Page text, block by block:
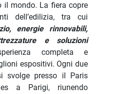
il mondo. La fiera copre
dell’edilizia, tra cui
energie rinnovabili,
e soluzioni
completa e
espositivi. Ogni due
svolge presso il Paris
a Parigi, riunendo